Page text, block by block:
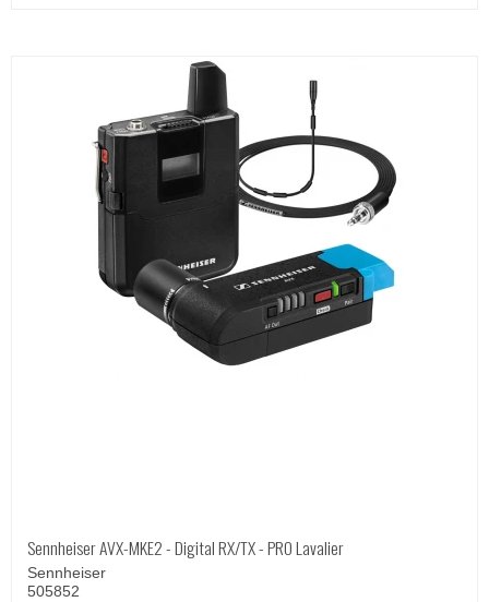
Sennheiser AVX-MKE2 - Digital RX/TX - PRO Lavalier
Sennheiser
505852